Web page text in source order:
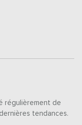
régulièrement de
tendances.